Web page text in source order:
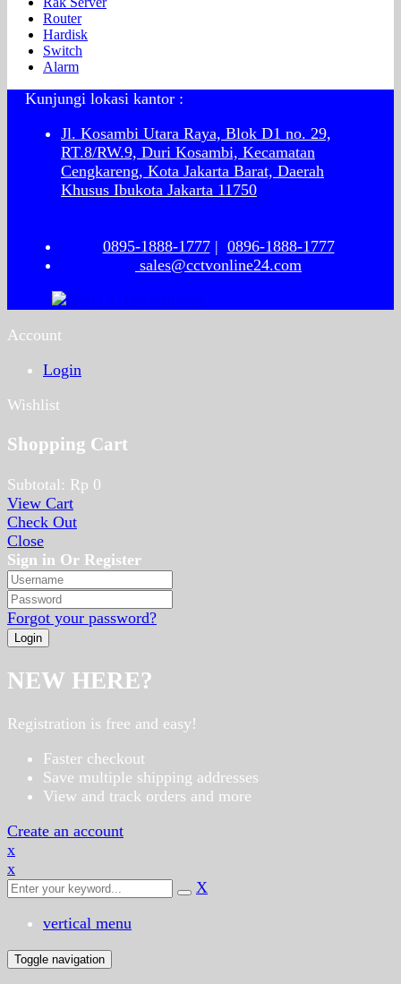
Router
Hardisk
Switch
Alarm
Kunjungi lokasi kantor :
Jl. Kosambi Utara Raya, Blok D1 no. 29,
RT.8/RW.9, Duri Kosambi, Kecamatan
Cengkareng, Kota Jakarta Barat, Daerah
Khusus Ibukota Jakarta 11750
0895-1888-1777| 0896-1888-1777
sales@cctvonline24.com
Account
Login
Wishlist
Shopping Cart
Subtotal: Rp 0
View Cart
Check Out
Close
Sign in Or Register
Forgot your password?
NEW HERE?
Registration is free and easy!
Faster checkout
Save multiple shipping addresses
View and track orders and more
Create an account
x
x
X
vertical menu
Toggle navigation